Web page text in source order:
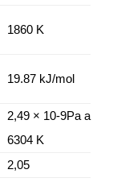
1860 K
19.87 kJ/mol
2,49 × 10-9Pa a
6304 K
2,05